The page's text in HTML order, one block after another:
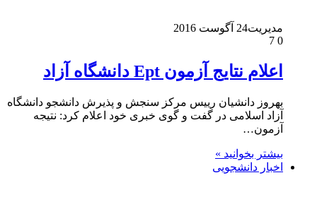
مدیریت24 آگوست 2016
0
اعلام نتایج آزمون Ept دانشگاه آزاد
بهروز دانشیان رییس مرکز سنجش و پذیرش دانشجو دانشگاه
آزاد اسلامی در گفت و گوی خبری خود اعلام کرد: نتیجه
آزمون…
بیشتر بخوانید »
اخبار دانشجویی